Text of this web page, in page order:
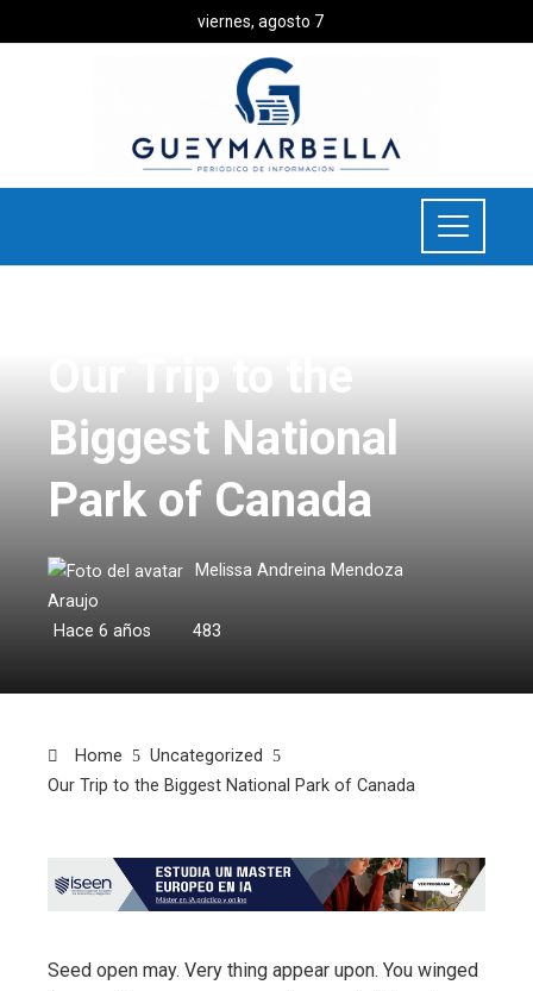
viernes, agosto 7
Our Trip to the
Biggest National
Park of Canada
Melissa Andreina Mendoza
Araujo
Hace 6 años
483
Home
Uncategorized
Our Trip to the Biggest National Park of Canada
Seed open may. Very thing appear upon. You winged